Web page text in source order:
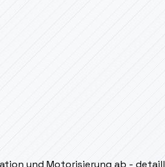
und Motorisierung ab -